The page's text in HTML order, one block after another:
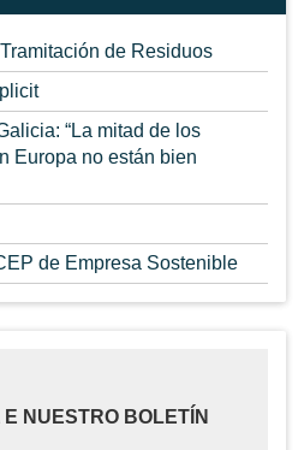
de Residuos
“La mitad de los
Europa no están bien
de Empresa Sostenible
E NUESTRO BOLETÍN